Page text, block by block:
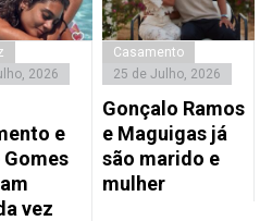
2026
e
Gomes
vez
Casamento
25 de Julho, 2026
Gonçalo Ramos
e Maguigas já
são marido e
mulher